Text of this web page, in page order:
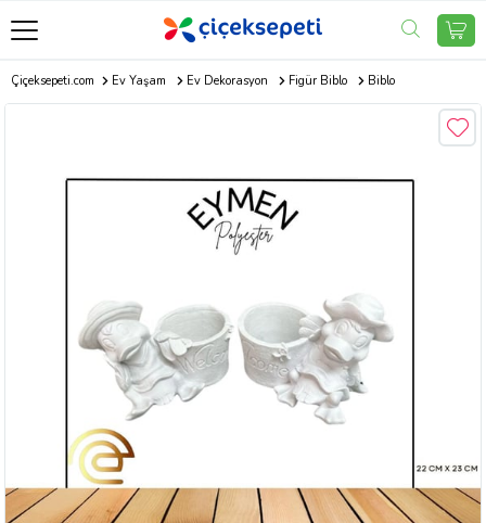
Çiçeksepeti.com Ev Yaşam Ev Dekorasyon Figür Biblo Biblo